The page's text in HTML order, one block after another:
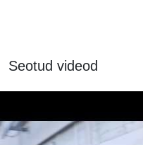
Seotud videod